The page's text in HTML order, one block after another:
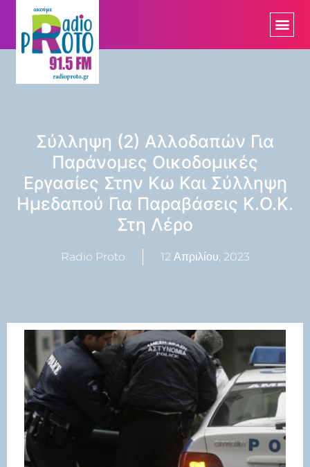
Σύλληψη (2) Αλλοδαπών Για
Παράνομες Οικοδομικές
Εργασίες Στην Κω Και Σύλληψη
Ημεδαπού Για Παραβάσεις Κ.Ο.Κ.
Στη Λέρο
Radio Proto 12 Απριλίου, 2023